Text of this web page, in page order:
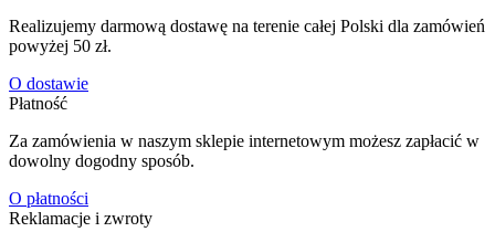
Realizujemy darmową dostawę na terenie całej Polski dla zamówień
powyżej 50 zł.
O dostawie
Płatność
Za zamówienia w naszym sklepie internetowym możesz zapłacić w
dowolny dogodny sposób.
O płatności
Reklamacje i zwroty